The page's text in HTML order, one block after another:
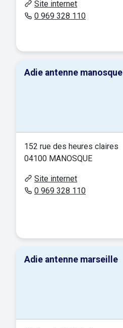
Site internet
0 969 328 110
Adie antenne manosque
152 rue des heures claires
04100 MANOSQUE
Site internet
0 969 328 110
Adie antenne marseille